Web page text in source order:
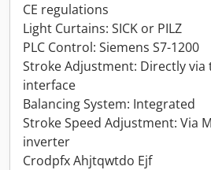
CE regulations
Light Curtains: SICK or PILZ
PLC Control: Siemens S7-1200
Stroke Adjustment: Directly
interface
Balancing System: Integrated
Stroke Speed Adjustment: Via
inverter
Crodpfx Ahjtqwtdo Ejf